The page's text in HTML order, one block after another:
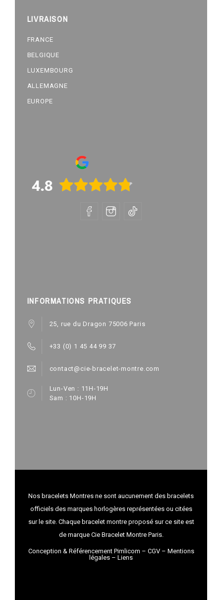
LIVRAISON
FRANCE
BELGIQUE
LUXEMBOURG
ALLEMAGNE
EUROPE
INFORMATIONS PRATIQUES
25, rue du Dragon 75006 Paris
+33 (0) 1 45 44 99 37
contact@cie-bracelet-montre.com
Lun-Ven : 11H-19H
Sam : 10H-19H
Nos bracelets Montres ne sont aucunement des bracelets
officiels des marques horlogères représentées ou citées
sur le site. Chaque bracelet montre proposé sur ce site est
de marque Cie Bracelet Montre Paris.
Conception & Référencement Pimlicom – CGV– Mentions
légales – Liens